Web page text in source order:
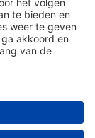
| BTW